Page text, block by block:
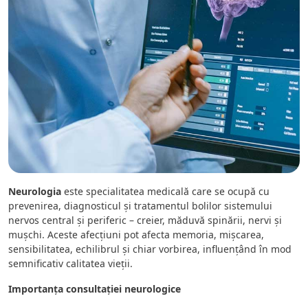
Neurologia este specialitatea medicală care se ocupă cu
prevenirea, diagnosticul și tratamentul bolilor sistemului
nervos central și periferic – creier, măduvă spinării, nervi și
mușchi. Aceste afecțiuni pot afecta memoria, mișcarea,
sensibilitatea, echilibrul și chiar vorbirea, influențând în mod
semnificativ calitatea vieții.
Importanța consultației neurologice